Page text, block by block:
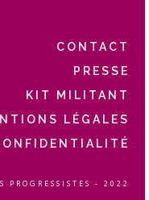
CONTACT
PRESSE
KIT MILITANT
LÉGALES
PROGRESSISTES - 2022